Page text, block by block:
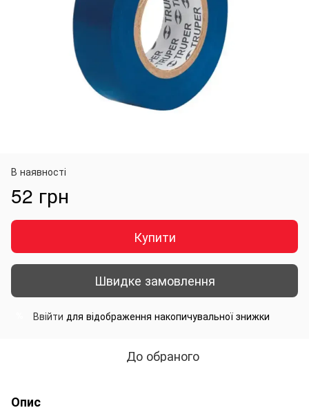
В наявності
52 грн
Купити
Швидке замовлення
Ввійти для відображення накопичувальної знижки
До обраного
Опис